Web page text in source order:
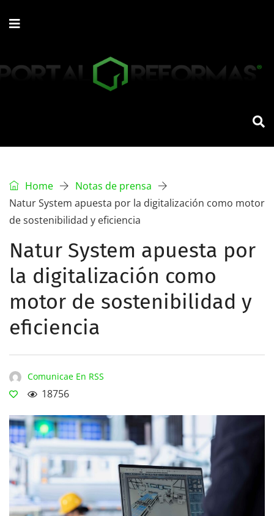
Home
Notas de prensa
Natur System apuesta por la digitalización como motor
de sostenibilidad y eficiencia
Natur System apuesta por
la digitalización como
motor de sostenibilidad y
eficiencia
Comunicae En RSS
18756